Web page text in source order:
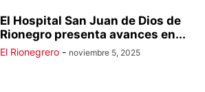
El Hospital San Juan de Dios de
Rionegro presenta avances en...
El Rionegrero - noviembre 5, 2025